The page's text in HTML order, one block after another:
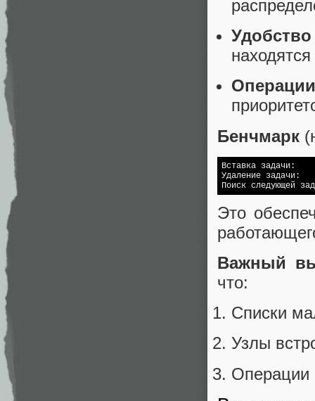
Бенчмарк
Вставка задачи:
Удаление
Поиск следующей
Это
Важный
что:
Списки
Узлы
Операции